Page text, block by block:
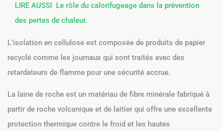
LIRE AUSSI Le rôle du calorifugeage dans la prévention
des pertes de chaleur.
L’isolation en cellulose est composée de produits de papier
recyclé comme les journaux qui sont traités avec des
retardateurs de flamme pour une sécurité accrue.
La laine de roche est un matériau de fibre minérale fabriqué à
partir de roche volcanique et de laitier qui offre une excellente
protection thermique contre le froid et les hautes